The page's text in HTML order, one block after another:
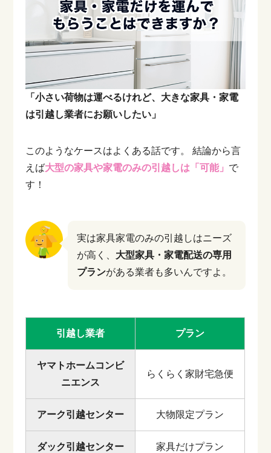
「小さい荷物は運べるけれど、大きな家具・家電
は引越し業者にお願いしたい」
このようなケースはよくある話です。
結論から言
えば大型の家具や家電のみの引越しは「可能」 で
す！
実は家具家電のみの引越しはニーズ
が高く、 大型家具・家電配送の専用
プランがある業者も多いんですよ。
引越し業者 プラン
ヤマトホームコンビ
ニエンス
らくらく家財宅急便
アーク引越センター 大物限定プラン
ダック引越センター 家具だけプラン